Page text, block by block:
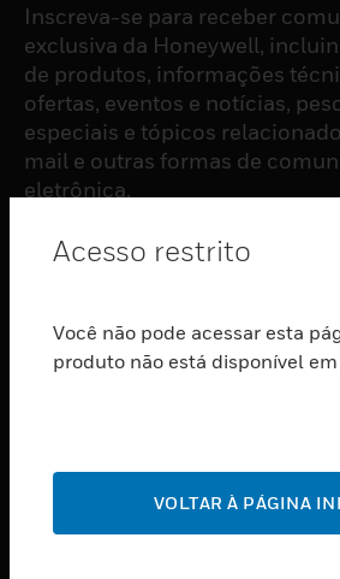
Inscreva-se para receber
exclusiva da Honeywell,
de produtos, informações
ofertas, eventos e notícias,
especiais e tópicos
mail e outras formas de
eletrônica.
ASSINAR
PRODUTOS
SERVIÇOS
INDUSTRIAS
Acesso restrito
Você não pode acessar esta
produto não está disponível em
VOLTAR À PÁGINA